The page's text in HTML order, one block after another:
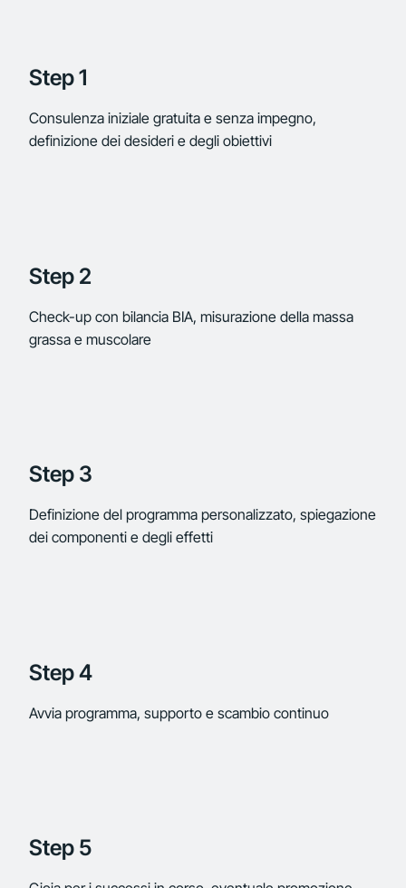
Step 1
Consulenza iniziale gratuita e senza impegno,
definizione dei desideri e degli obiettivi
Step 2
Check-up con bilancia BIA, misurazione della massa
grassa e muscolare
Step 3
Definizione del programma personalizzato, spiegazione
dei componenti e degli effetti
Step 4
Avvia programma, supporto e scambio continuo
Step 5